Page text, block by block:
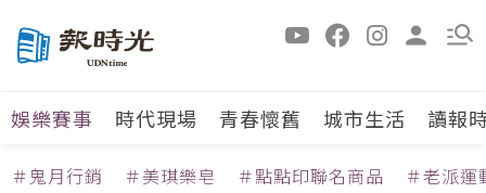
娛樂賽事 時代現場 青春懷舊 城市生活 讀報
＃鬼月行銷 ＃美琪樂皂 ＃點點印聯名商品 ＃老派運